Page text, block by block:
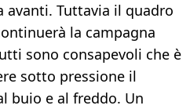
avanti. Tuttavia il quadro
la campagna
sono consapevoli che è
sotto pressione il
buio e al freddo. Un